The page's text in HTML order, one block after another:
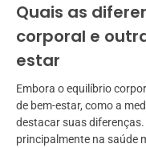
Quais as
corporal e
estar
Embora o equilíbrio
de bem-estar, como a
destacar suas
principalmente na saúde